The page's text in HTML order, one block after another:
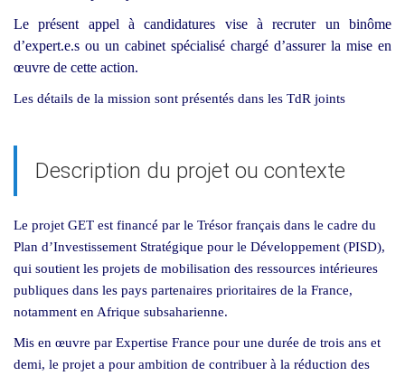
Le présent appel à candidatures vise à recruter un binôme
d’expert.e.s ou un cabinet spécialisé chargé d’assurer la mise en
œuvre de cette action.
Les détails de la mission sont présentés dans les TdR joints
Description du projet ou contexte
Le projet GET est financé par le Trésor français dans le cadre du
Plan d’Investissement Stratégique pour le Développement (PISD),
qui soutient les projets de mobilisation des ressources intérieures
publiques dans les pays partenaires prioritaires de la France,
notamment en Afrique subsaharienne.
Mis en œuvre par Expertise France pour une durée de trois ans et
demi, le projet a pour ambition de contribuer à la réduction des